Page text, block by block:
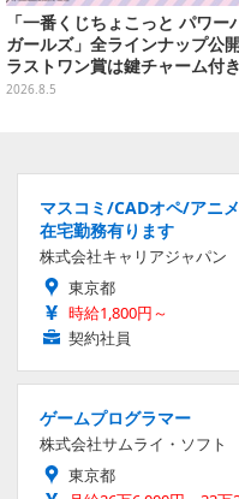
「一番くじちょこっと パワー
ガールズ」全ラインナップ公
ラストワン賞は鍵チャーム付
シール帳スペシャルセットを用
2026.8.5
マスコミ/CADオペ/アニ
在宅勤務有ります
株式会社キャリアジャパン
東京都
時給1,800円～
契約社員
ゲームプログラマー
株式会社サムライ・ソフト
東京都